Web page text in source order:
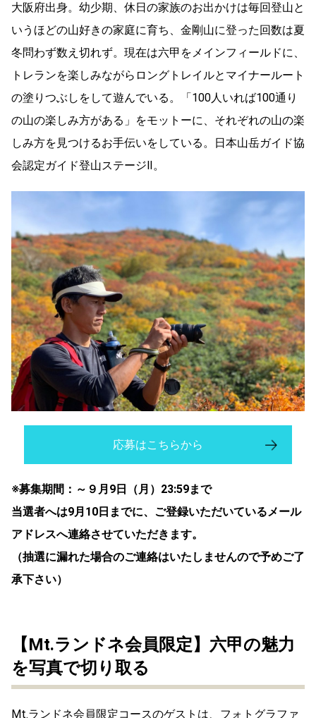
大阪府出身。幼少期、休日の家族のお出かけは毎回登山と
いうほどの山好きの家庭に育ち、金剛山に登った回数は夏
冬問わず数え切れず。現在は六甲をメインフィールドに、
トレランを楽しみながらロングトレイルとマイナールート
の塗りつぶしをして遊んでいる。「100人いれば100通り
の山の楽しみ方がある」をモットーに、それぞれの山の楽
しみ方を見つけるお手伝いをしている。日本山岳ガイド協
会認定ガイド登山ステージⅡ。
応募はこちらから
※募集期間：～９月9日（月）23:59まで
当選者へは9月10日までに、ご登録いただいているメール
アドレスへ連絡させていただきます。
（抽選に漏れた場合のご連絡はいたしませんので予めご了
承下さい）
【Mt.ランドネ会員限定】六甲の魅力
を写真で切り取る
Mt.ランドネ会員限定コースのゲストは、フォトグラファ